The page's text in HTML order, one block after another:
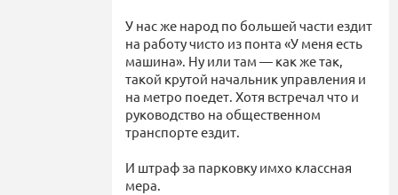
У нас же народ по большей части ездит
на работу чисто из понта «У меня есть
машина». Ну или там — как же так,
такой крутой начальник управления и
на метро поедет. Хотя встречал что и
руководство на общественном
транспорте ездит.
И штраф за парковку имхо классная
мера.